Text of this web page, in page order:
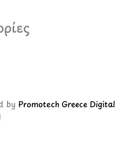
by Promotech Greece Digital